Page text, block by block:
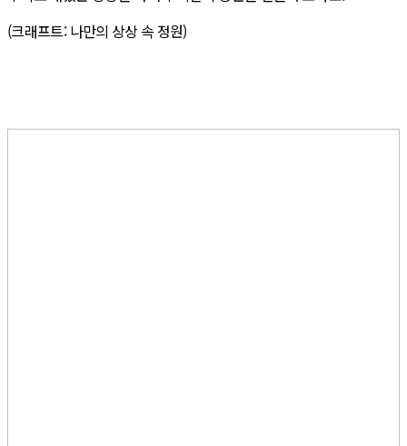
(크래프트: 나만의 상상 속 정원)